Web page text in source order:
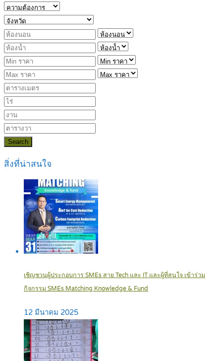
Search
สิ่งที่น่าสนใจ
เชิญชวนผู้ประกอบการ SMEs สาย Tech และ IT และผู้ที่สนใจ เข้าร่วม
กิจกรรม SMEs Matching Knowledge & Fund
12 มีนาคม 2025